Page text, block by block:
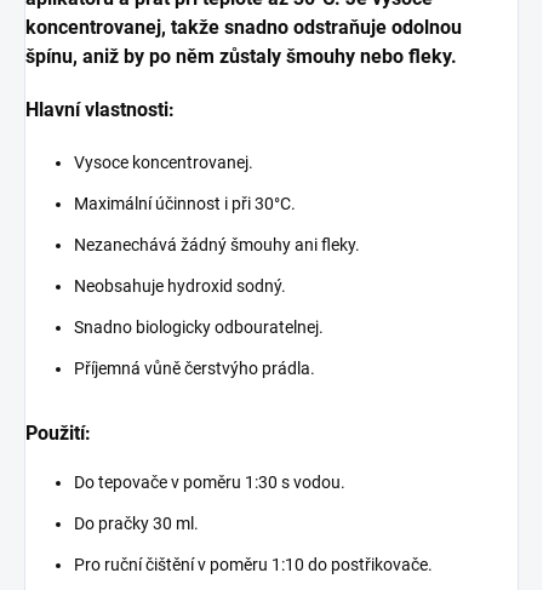
koncentrovanej, takže snadno odstraňuje odolnou
špínu, aniž by po něm zůstaly šmouhy nebo fleky.
Hlavní vlastnosti:
Vysoce koncentrovanej.
Maximální účinnost i při 30°C.
Nezanechává žádný šmouhy ani fleky.
Neobsahuje hydroxid sodný.
Snadno biologicky odbouratelnej.
Příjemná vůně čerstvýho prádla.
Použití:
Do tepovače v poměru 1:30 s vodou.
Do pračky 30 ml.
Pro ruční čištění v poměru 1:10 do postřikovače.